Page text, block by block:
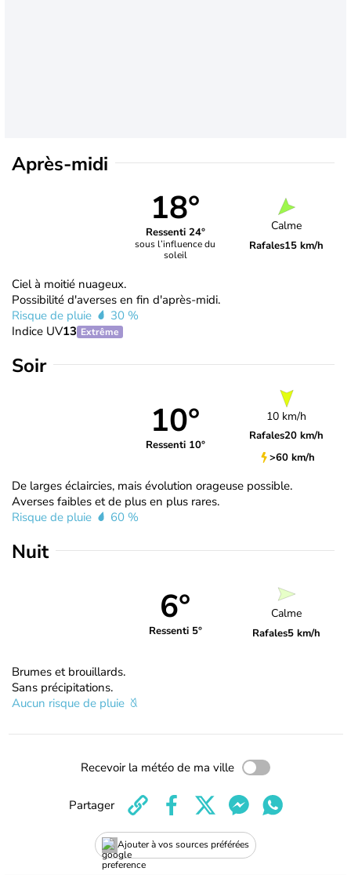
Après-midi
18°
Ressenti 24°
sous l’influence du
soleil
Calme
Rafales15 km/h
Ciel à moitié nuageux.
Possibilité d'averses en fin d'après-midi.
Risque de pluie
30 %
Indice UV13 Extrême
Soir
10°
Ressenti 10°
10 km/h
Rafales20 km/h
>60 km/h
De larges éclaircies, mais évolution orageuse possible.
Averses faibles et de plus en plus rares.
Risque de pluie
60 %
Nuit
6°
Ressenti 5°
Calme
Rafales5 km/h
Brumes et brouillards.
Sans précipitations.
Aucun risque de pluie
Recevoir la météo de ma ville
Ajouter à vos sources préférées
Partager